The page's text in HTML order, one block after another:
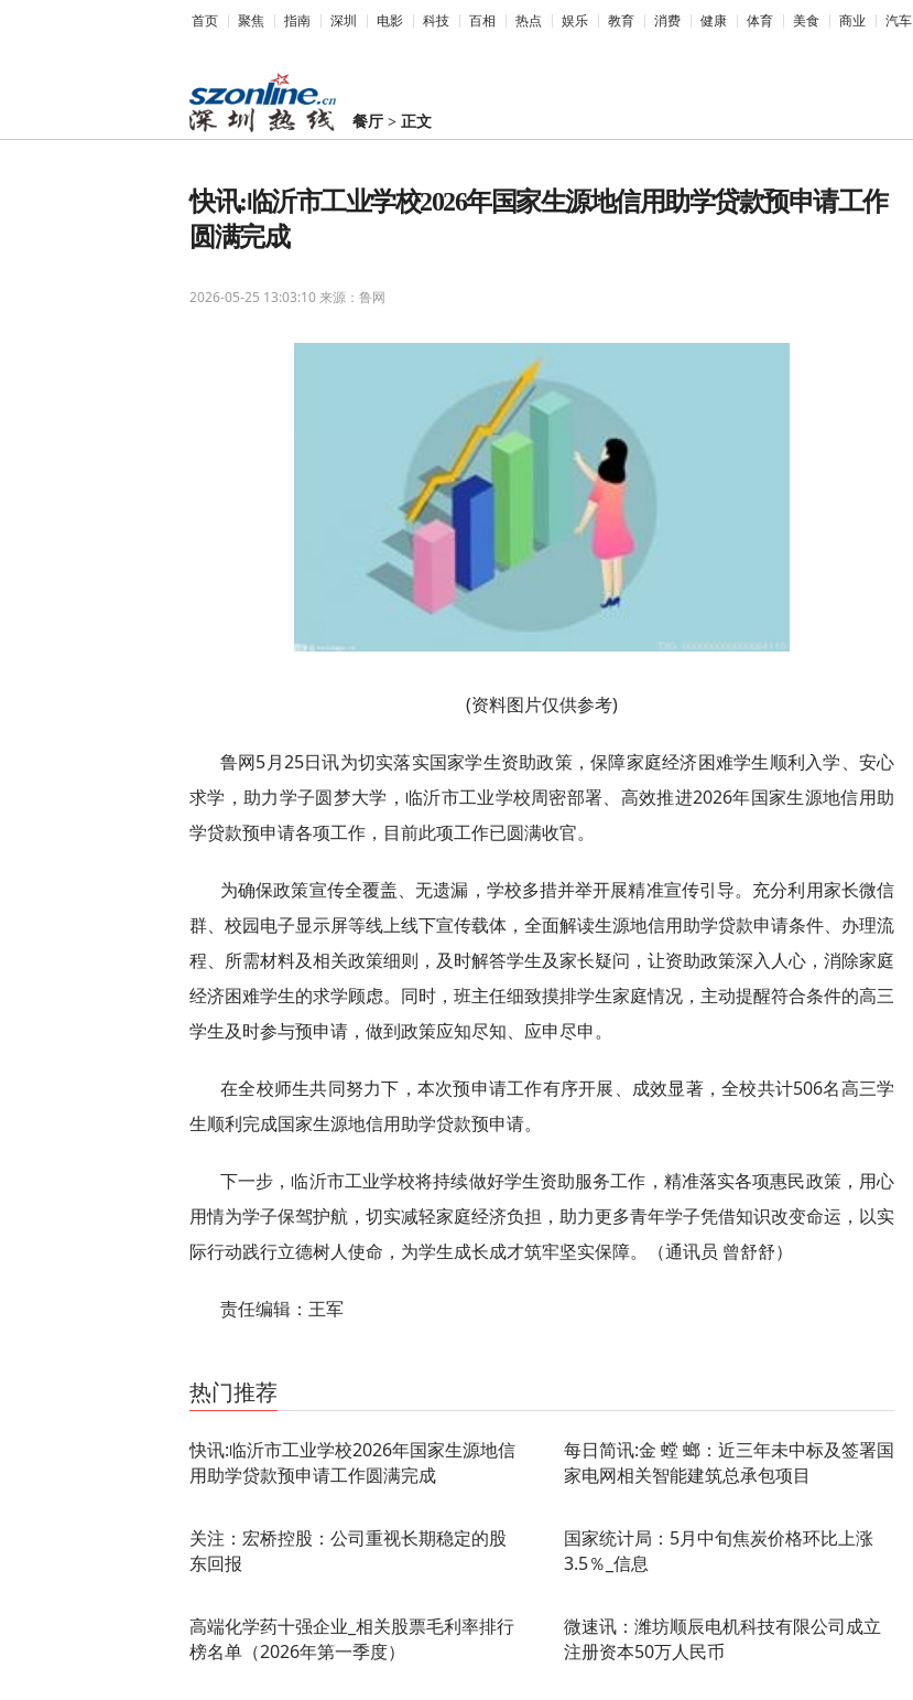
首页 聚焦 指南 深圳 电影 科技 百相 热点 娱乐 教育 消费 健康 体育 美食 商业 汽车
餐厅 >正文
快讯:临沂市工业学校2026年国家生源地信用助学贷款预申请工作
圆满完成
2026-05-25 13:03:10来源：鲁网
(资料图片仅供参考)
鲁网5月25日讯为切实落实国家学生资助政策，保障家庭经济困难学生顺利入学、安心
求学，助力学子圆梦大学，临沂市工业学校周密部署、高效推进2026年国家生源地信用助
学贷款预申请各项工作，目前此项工作已圆满收官。
为确保政策宣传全覆盖、无遗漏，学校多措并举开展精准宣传引导。充分利用家长微信
群、校园电子显示屏等线上线下宣传载体，全面解读生源地信用助学贷款申请条件、办理流
程、所需材料及相关政策细则，及时解答学生及家长疑问，让资助政策深入人心，消除家庭
经济困难学生的求学顾虑。同时，班主任细致摸排学生家庭情况，主动提醒符合条件的高三
学生及时参与预申请，做到政策应知尽知、应申尽申。
在全校师生共同努力下，本次预申请工作有序开展、成效显著，全校共计506名高三学
生顺利完成国家生源地信用助学贷款预申请。
下一步，临沂市工业学校将持续做好学生资助服务工作，精准落实各项惠民政策，用心
用情为学子保驾护航，切实减轻家庭经济负担，助力更多青年学子凭借知识改变命运，以实
际行动践行立德树人使命，为学生成长成才筑牢坚实保障。（通讯员 曾舒舒）
责任编辑：王军
热门推荐
快讯:临沂市工业学校2026年国家生源地信
用助学贷款预申请工作圆满完成
每日简讯:金 螳 螂：近三年未中标及签署国
家电网相关智能建筑总承包项目
关注：宏桥控股：公司重视长期稳定的股
东回报
国家统计局：5月中旬焦炭价格环比上涨
3.5％_信息
高端化学药十强企业_相关股票毛利率排行
榜名单（2026年第一季度）
微速讯：潍坊顺辰电机科技有限公司成立
注册资本50万人民币